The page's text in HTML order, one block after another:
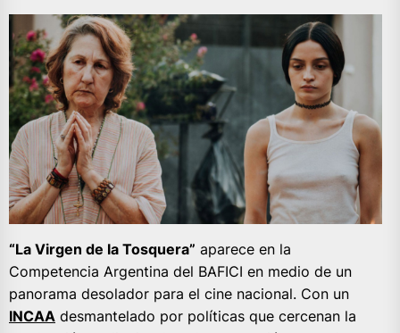
“La Virgen de la Tosquera” aparece en la
Competencia Argentina del BAFICI en medio de un
panorama desolador para el cine nacional. Con un
INCAA desmantelado por políticas que cercenan la